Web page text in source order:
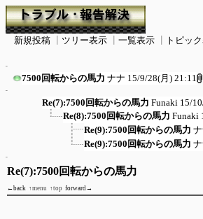
新規投稿 ツリー表示 一覧表示 トピッ
7500回転からの馬力 ナナ 15/9/28(月) 21:11
Re(7):7500回転からの馬力 Funaki 15/
Re(8):7500回転からの馬力 Funaki
Re(9):7500回転からの馬力
Re(9):7500回転からの馬力
Re(7):7500回転からの馬力
←back ↑menu ↑top forward→